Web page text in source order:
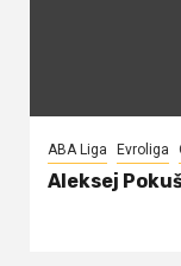
ABA Liga Evroliga
Aleksej